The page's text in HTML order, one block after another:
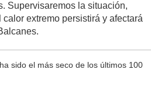
Supervisaremos la situación,
extremo persistirá y afectará
sido el más seco de los últimos 100